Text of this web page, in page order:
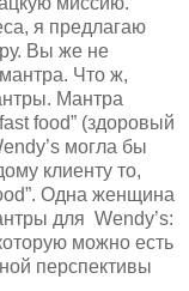
я предлагаю
Вы же не
Что ж,
Мантра
food” (здоровый
могла бы
клиенту то,
Одна женщина
для Wendy’s:
можно есть
перспективы